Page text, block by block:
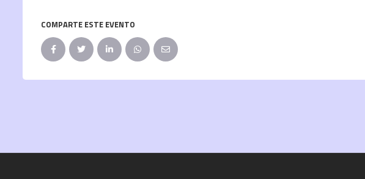
COMPARTE ESTE EVENTO